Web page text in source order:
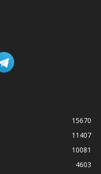
15670
11407
10081
4603